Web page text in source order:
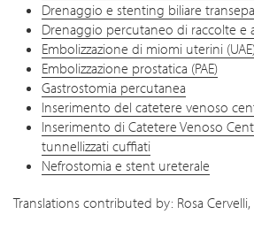
Drenaggio e stenting biliare
Drenaggio percutaneo di raccolte e
Embolizzazione di miomi uterini
Embolizzazione prostatica (PAE)
Gastrostomia percutanea
Inserimento del catetere venoso
Inserimento di Catetere Venoso
tunnellizzati cuffiati
Nefrostomia e stent ureterale
Translations contributed by: Rosa Cervelli,